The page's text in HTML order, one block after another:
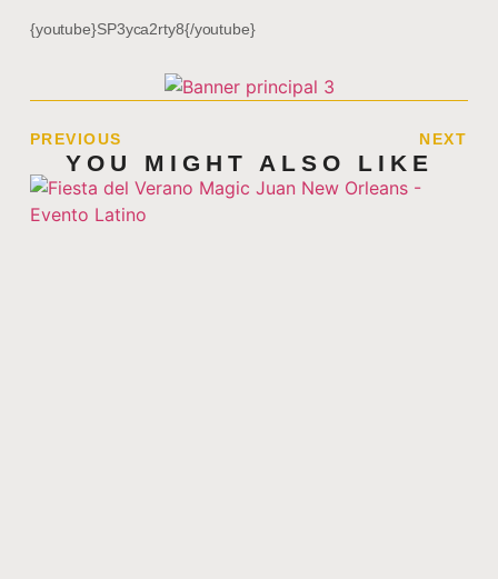
{youtube}SP3yca2rty8{/youtube}
PREVIOUS NEXT
YOU MIGHT ALSO LIKE